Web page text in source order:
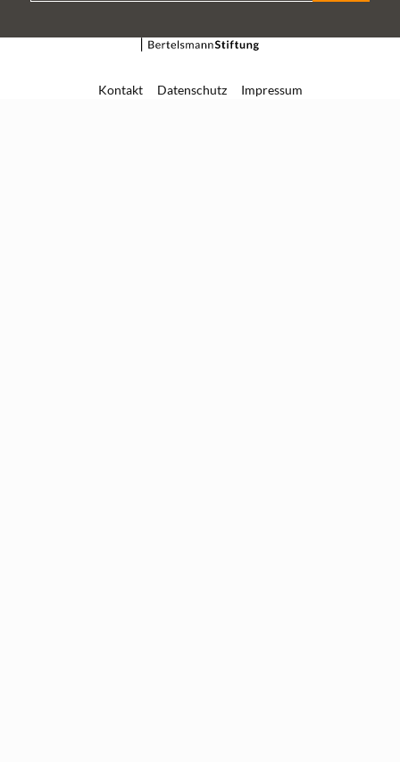
Kontakt Datenschutz Impressum